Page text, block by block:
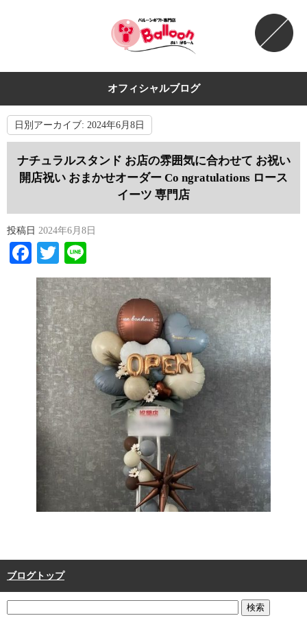
オフィシャルブログ
日別アーカイブ: 2024年6月8日
ナチュラルスタンド お店の雰囲気に合わせて お祝い
開店祝い おまかせオーダー Co ngratulations ロース
イーツ 専門店
投稿日 2024年6月8日
Facebook
Twitter
ブログトップ